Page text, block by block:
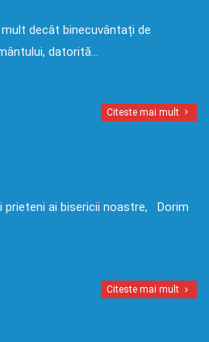
decât binecuvântați de
datorită…
Citeste mai mult
ai bisericii noastre, Dorim
Citeste mai mult